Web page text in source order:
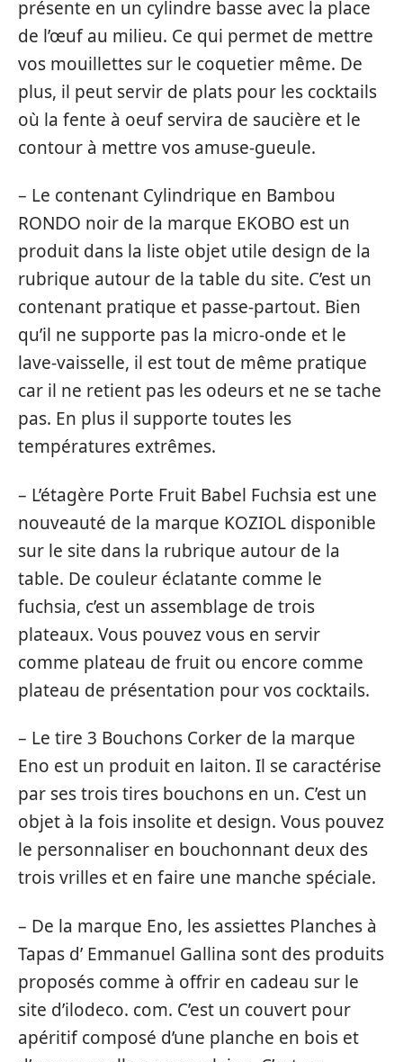
présente en un cylindre basse avec la place
de l’œuf au milieu. Ce qui permet de mettre
vos mouillettes sur le coquetier même. De
plus, il peut servir de plats pour les cocktails
où la fente à oeuf servira de saucière et le
contour à mettre vos amuse-gueule.
– Le contenant Cylindrique en Bambou
RONDO noir de la marque EKOBO est un
produit dans la liste objet utile design de la
rubrique autour de la table du site. C’est un
contenant pratique et passe-partout. Bien
qu’il ne supporte pas la micro-onde et le
lave-vaisselle, il est tout de même pratique
car il ne retient pas les odeurs et ne se tache
pas. En plus il supporte toutes les
températures extrêmes.
– L’étagère Porte Fruit Babel Fuchsia est une
nouveauté de la marque KOZIOL disponible
sur le site dans la rubrique autour de la
table. De couleur éclatante comme le
fuchsia, c’est un assemblage de trois
plateaux. Vous pouvez vous en servir
comme plateau de fruit ou encore comme
plateau de présentation pour vos cocktails.
– Le tire 3 Bouchons Corker de la marque
Eno est un produit en laiton. Il se caractérise
par ses trois tires bouchons en un. C’est un
objet à la fois insolite et design. Vous pouvez
le personnaliser en bouchonnant deux des
trois vrilles et en faire une manche spéciale.
– De la marque Eno, les assiettes Planches à
Tapas d’ Emmanuel Gallina sont des produits
proposés comme à offrir en cadeau sur le
site d’ilodeco. com. C’est un couvert pour
apéritif composé d’une planche en bois et